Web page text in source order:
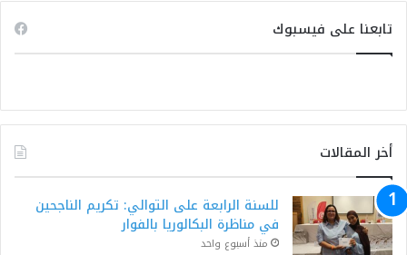
تابعنا على فيسبوك
أخر المقالات
للسنة الرابعة على التوالي: تكريم الناجحين
في مناظرة البكالوريا بالفوار
منذ أسبوع واحد